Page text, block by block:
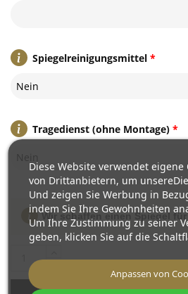
*
Spiegelreinigungsmittel
Nein
*
Tragedienst (ohne Montage)
Nein
Wir schaffen einen Spiegel
Diese Website verwendet eigene
von Drittanbietern, um
Und zeigen Sie Werbung in
indem Sie Ihre Gewohnheiten
Um Ihre Zustimmung zu seiner
geben, klicken Sie auf die
Anpassen von